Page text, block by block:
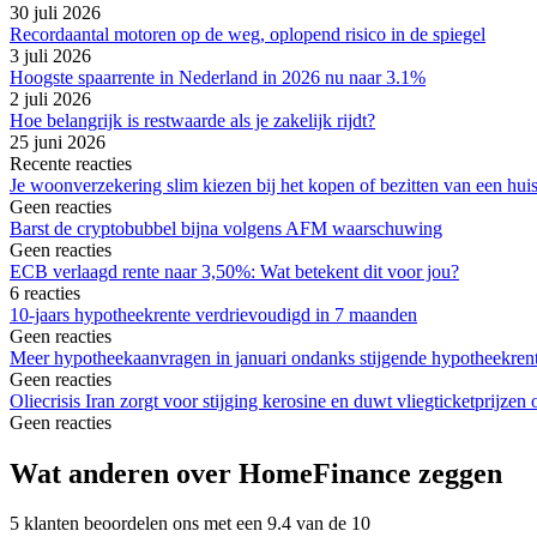
30 juli 2026
Recordaantal motoren op de weg, oplopend risico in de spiegel
3 juli 2026
Hoogste spaarrente in Nederland in 2026 nu naar 3.1%
2 juli 2026
Hoe belangrijk is restwaarde als je zakelijk rijdt?
25 juni 2026
Recente reacties
Je woonverzekering slim kiezen bij het kopen of bezitten van een huis
Geen reacties
Barst de cryptobubbel bijna volgens AFM waarschuwing
Geen reacties
ECB verlaagd rente naar 3,50%: Wat betekent dit voor jou?
6 reacties
10-jaars hypotheekrente verdrievoudigd in 7 maanden
Geen reacties
Meer hypotheekaanvragen in januari ondanks stijgende
Geen reacties
Oliecrisis Iran zorgt voor stijging kerosine en duwt vliegticketprijzen
Geen reacties
Wat anderen over HomeFinance zeggen
5 klanten beoordelen ons met een 9.4 van de 10